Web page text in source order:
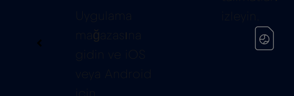
Uygulama
mağazasına
gidin ve iOS
veya Android